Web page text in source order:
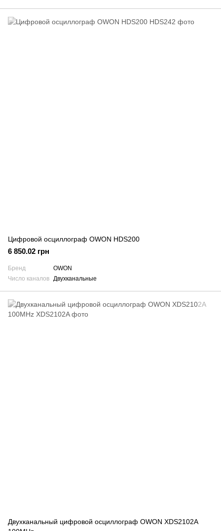
Цифровой осциллограф OWON HDS200
6 850.02 грн
Бренд
OWON
Число каналов Двухканальные
Двухканальный цифровой осциллограф OWON XDS2102A